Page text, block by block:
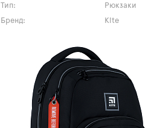
Тип:
Рюкзаки
Бренд:
Kite